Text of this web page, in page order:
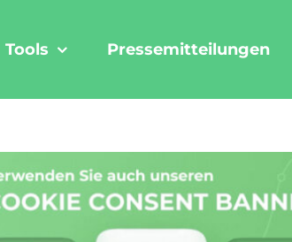
Tools Pressemitteilungen